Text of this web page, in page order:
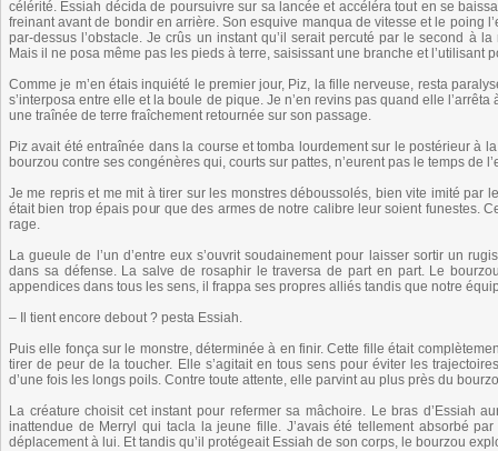
célérité. Essiah décida de poursuivre sur sa lancée et accéléra tout en se
freinant avant de bondir en arrière. Son esquive manqua de vitesse et le poing
par-dessus l’obstacle. Je crûs un instant qu’il serait percuté par le second à
Mais il ne posa même pas les pieds à terre, saisissant une branche et
Comme je m’en étais inquiété le premier jour, Piz, la fille nerveuse, resta
s’interposa entre elle et la boule de pique. Je n’en revins pas quand elle
une traînée de terre fraîchement retournée sur son passage.
Piz avait été entraînée dans la course et tomba lourdement sur le postérieur à
bourzou contre ses congénères qui, courts sur pattes, n’eurent pas le temps de
Je me repris et me mit à tirer sur les monstres déboussolés, bien vite imité par
était bien trop épais pour que des armes de notre calibre leur soient funestes.
rage.
La gueule de l’un d’entre eux s’ouvrit soudainement pour laisser sortir un
dans sa défense. La salve de rosaphir le traversa de part en part. Le
appendices dans tous les sens, il frappa ses propres alliés tandis que notre
– Il tient encore debout ? pesta Essiah.
Puis elle fonça sur le monstre, déterminée à en finir. Cette fille était
tirer de peur de la toucher. Elle s’agitait en tous sens pour éviter les
d’une fois les longs poils. Contre toute attente, elle parvint au plus près du
La créature choisit cet instant pour refermer sa mâchoire. Le bras d’Essiah
inattendue de Merryl qui tacla la jeune fille. J’avais été tellement absorbé
déplacement à lui. Et tandis qu’il protégeait Essiah de son corps, le bourzou